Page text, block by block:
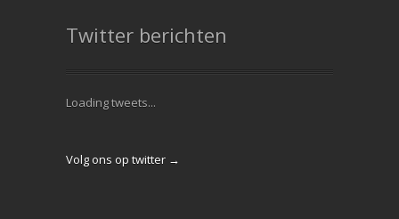
Twitter berichten
Loading tweets...
Volg ons op twitter →